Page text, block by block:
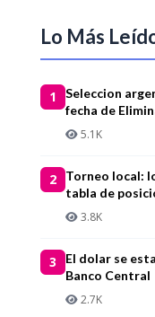
Lo Más
1
Seleccion
fecha de
5.1K
2
Torneo local:
tabla de
3.8K
3
El dolar se
Banco Central
2.7K